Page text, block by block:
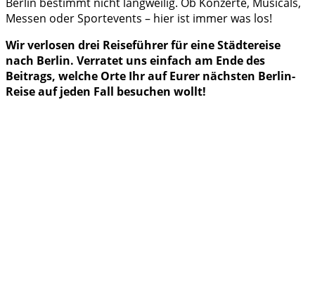
Messen oder Sportevents – hier ist immer was los!
Wir verlosen drei Reiseführer für eine Städtereise
nach Berlin. Verratet uns einfach am Ende des
Beitrags, welche Orte Ihr auf Eurer nächsten Berlin-
Reise auf jeden Fall besuchen wollt!